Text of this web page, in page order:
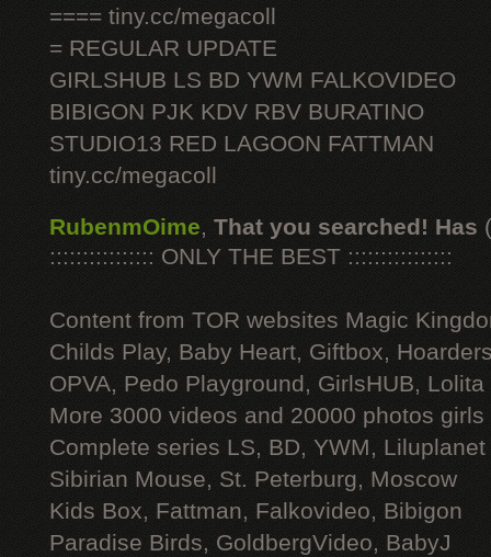
==== tiny.cc/megacoll
= REGULAR UPDATE
GIRLSHUB LS BD YWM FALKOVIDEO
BIBIGON PJK KDV RBV BURATINO
STUDIO13 RED LAGOON FATTMAN
tiny.cc/megacoll
RubenmOime, That you searched! Has
:::::::::::::::: ONLY THE BEST ::::::::::::::::
Content from TOR websites Magic
Childs Play, Baby Heart, Giftbox,
OPVA, Pedo Playground, GirlsHUB, Lolita
More 3000 videos and 20000 photos
Complete series LS, BD, YWM, Liluplanet
Sibirian Mouse, St. Peterburg, Moscow
Kids Box, Fattman, Falkovideo, Bibigon
Paradise Birds, GoldbergVideo, BabyJ